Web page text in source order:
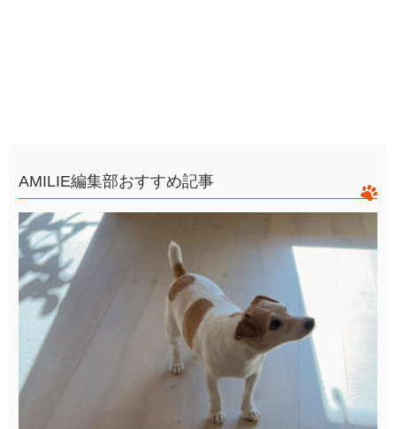
AMILIE編集部おすすめ記事